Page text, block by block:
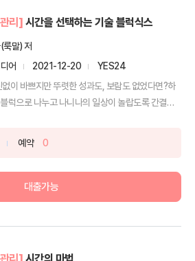
리] 시간을 선택하는 기술 블럭식스
룩말) 저
어
2021-12-20
YES24
없이 바쁘지만 뚜렷한 성과도, 보람도 없었다면?하
럭으로 나누고 나니나의 일상이 놀랍도록 간결해
예약 0
대출가능